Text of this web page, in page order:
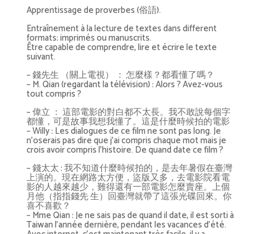
Apprentissage de proverbes (俗語).
Entraînement à la lecture de textes dans different
formats: imprimés ou manuscrits.
Être capable de comprendre, lire et écrire le texte
suivant.
– 錢先生 （關上電視） ： 怎麼樣？都看懂了嗎？
– M. Qian (regardant la télévision) : Alors ? Avez-vous
tout compris ?
– 偉立 ： 這部電影的對白都不太長。我不敢說每個字
都懂，可是故事我想我懂了。這是什麼時候拍的電影
– Willy : Les dialogues de ce film ne sont pas long. Je
n’oserais pas dire que j’ai compris chaque mot mais je
crois avoir compris l’histoire. De quand date ce film ?
– 錢太太 : 我不知道什麼時候拍的，是去年暑假在臺灣
上演的。現在網路太方便，盜版又多，去電影院看電
影的人越來越少，難得還有一部電影怎麼賣座。上個
月他（指指錢先 生）回臺灣就帶了這張光碟回來。你
喜不喜歡？
– Mme Qian : Je ne sais pas de quand il date, il est sorti à
Taiwan l’année dernière, pendant les vacances d’été.